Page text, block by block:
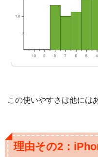
この使いやすさは他には
理由その2：